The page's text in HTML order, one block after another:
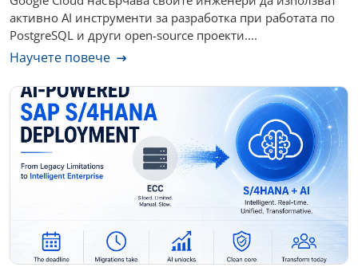
активно AI инструменти за разработка при работата по
PostgreSQL и други open-source проекти....
Научете повече